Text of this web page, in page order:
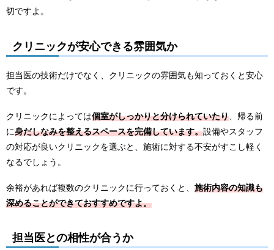
切ですよ。
クリニックが安心できる雰囲気か
担当医の技術だけでなく、クリニックの雰囲気も知っておくと安心
です。
クリニックによっては個室がしっかりと分けられていたり 、帰る前
に身だしなみを整えるスペースを完備しています。設備やスタッフ
の対応が良いクリニックを選ぶと、施術に対する不安がすこし軽く
なるでしょう。
余裕があれば複数のクリニックに行っておくと、 施術内容の知識も
深めることができておすすめですよ。
担当医との相性が合うか